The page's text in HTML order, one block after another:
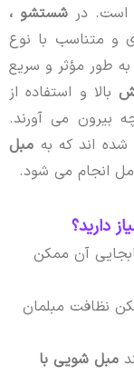
است. در شستشو ،
و متناسب با نوع
طور مؤثر و سریع
بالا و استفاده از
بیرون می آورند.
اند که به مبل
انجام می شود.
دارید؟
آن ممکن
نظافت مبلمان
مبل شویی با